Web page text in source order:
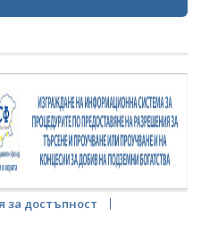
за достъпност